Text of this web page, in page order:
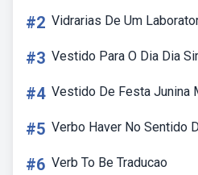
#2 Vidrarias De Um
#3 Vestido Para O Dia Dia
#4 Vestido De Festa Junina
#5 Verbo Haver No Sentido
#6 Verb To Be Traducao